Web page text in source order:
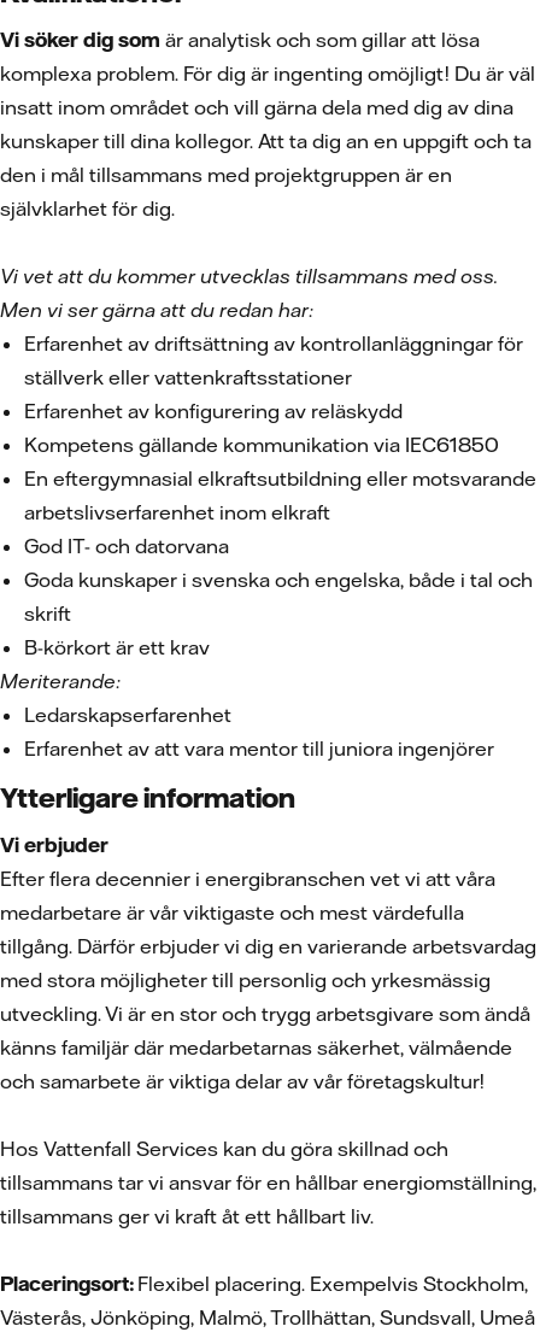
Vi söker dig som är analytisk och som gillar att lösa
komplexa problem. För dig är ingenting omöjligt! Du är väl
insatt inom området och vill gärna dela med dig av dina
kunskaper till dina kollegor. Att ta dig an en uppgift och ta
den i mål tillsammans med projektgruppen är en
självklarhet för dig.
Vi vet att du kommer utvecklas tillsammans med oss.
Men vi ser gärna att du redan har:
Erfarenhet av driftsättning av kontrollanläggningar för
ställverk eller vattenkraftsstationer
Erfarenhet av konfigurering av reläskydd
Kompetens gällande kommunikation via IEC61850
En eftergymnasial elkraftsutbildning eller motsvarande
arbetslivserfarenhet inom elkraft
God IT- och datorvana
Goda kunskaper i svenska och engelska, både i tal och
skrift
B-körkort är ett krav
Meriterande:
Ledarskapserfarenhet
Erfarenhet av att vara mentor till juniora ingenjörer
Ytterligare information
Vi erbjuder
Efter flera decennier i energibranschen vet vi att våra
medarbetare är vår viktigaste och mest värdefulla
tillgång. Därför erbjuder vi dig en varierande arbetsvardag
med stora möjligheter till personlig och yrkesmässig
utveckling. Vi är en stor och trygg arbetsgivare som ändå
känns familjär där medarbetarnas säkerhet, välmående
och samarbete är viktiga delar av vår företagskultur!
Hos Vattenfall Services kan du göra skillnad och
tillsammans tar vi ansvar för en hållbar energiomställning,
tillsammans ger vi kraft åt ett hållbart liv.
Placeringsort: Flexibel placering. Exempelvis Stockholm,
Västerås, Jönköping, Malmö, Trollhättan, Sundsvall, Umeå